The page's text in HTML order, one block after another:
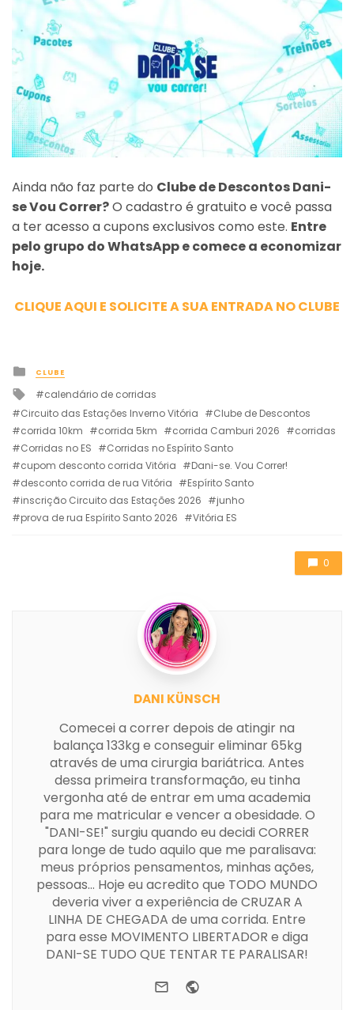
Ainda não faz parte do Clube de Descontos Dani-
se Vou Correr?O cadastro é gratuito e você passa
a ter acesso a cupons exclusivos como este. Entre
pelo grupo do WhatsApp e comece a economizar
hoje.
CLIQUE AQUI E SOLICITE A SUA ENTRADA NO CLUBE
Posted
in
CLUBE
Tagged
with
calendário de corridas
Circuito das Estações Inverno Vitória
Clube de Descontos
corrida 10km
corrida 5km corrida Camburi 2026
corridas
Corridas no ES
Corridas no Espírito Santo
cupom desconto corrida Vitória
Dani-se. Vou Correr!
desconto corrida de rua Vitória
Espírito Santo
inscrição Circuito das Estações 2026
junho
prova de rua Espírito Santo 2026
Vitória ES
0
DANI KÜNSCH
Comecei a correr depois de atingir na
balança 133kg e conseguir eliminar 65kg
através de uma cirurgia bariátrica. Antes
dessa primeira transformação, eu tinha
vergonha até de entrar em uma academia
para me matricular e vencer a obesidade. O
"DANI-SE!" surgiu quando eu decidi CORRER
para longe de tudo aquilo que me paralisava:
meus próprios pensamentos, minhas ações,
pessoas... Hoje eu acredito que TODO MUNDO
deveria viver a experiência de CRUZAR A
LINHA DE CHEGADA de uma corrida. Entre
para esse MOVIMENTO LIBERTADOR e diga
DANI-SE TUDO QUE TENTAR TE PARALISAR!
e-mail